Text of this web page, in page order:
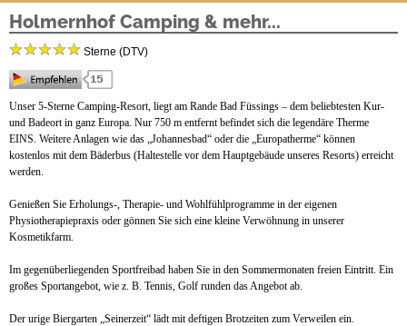
Platzdaten
Stellplätze
Mietobjekte
Preise & Prospekte
Anfahrt
News
Holmernhof Camping & mehr...
Sterne (DTV)
Unser 5-Sterne Camping-Resort, liegt am Rande Bad Füssings – dem beliebtesten Kur-
und Badeort in ganz Europa. Nur 750 m entfernt befindet sich die legendäre Therme
EINS. Weitere Anlagen wie das „Johannesbad“ oder die „Europatherme“ können
kostenlos mit dem Bäderbus (Haltestelle vor dem Hauptgebäude unseres Resorts) erreicht
werden.
Genießen Sie Erholungs-, Therapie- und Wohlfühlprogramme in der eigenen
Physiotherapiepraxis oder gönnen Sie sich eine kleine Verwöhnung in unserer
Kosmetikfarm.
Im gegenüberliegenden Sportfreibad haben Sie in den Sommermonaten freien Eintritt. Ein
großes Sportangebot, wie z. B. Tennis, Golf runden das Angebot ab.
Der urige Biergarten „Seinerzeit“ lädt mit deftigen Brotzeiten zum Verweilen ein.